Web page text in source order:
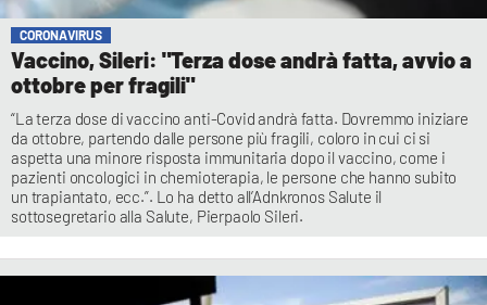
CORONAVIRUS
Vaccino, Sileri: "Terza dose andrà fatta, avvio a
ottobre per fragili"
“La terza dose di vaccino anti-Covid andrà fatta. Dovremmo iniziare
da ottobre, partendo dalle persone più fragili, coloro in cui ci si
aspetta una minore risposta immunitaria dopo il vaccino, come i
pazienti oncologici in chemioterapia, le persone che hanno subito
un trapiantato, ecc.”. Lo ha detto all’Adnkronos Salute il
sottosegretario alla Salute, Pierpaolo Sileri.